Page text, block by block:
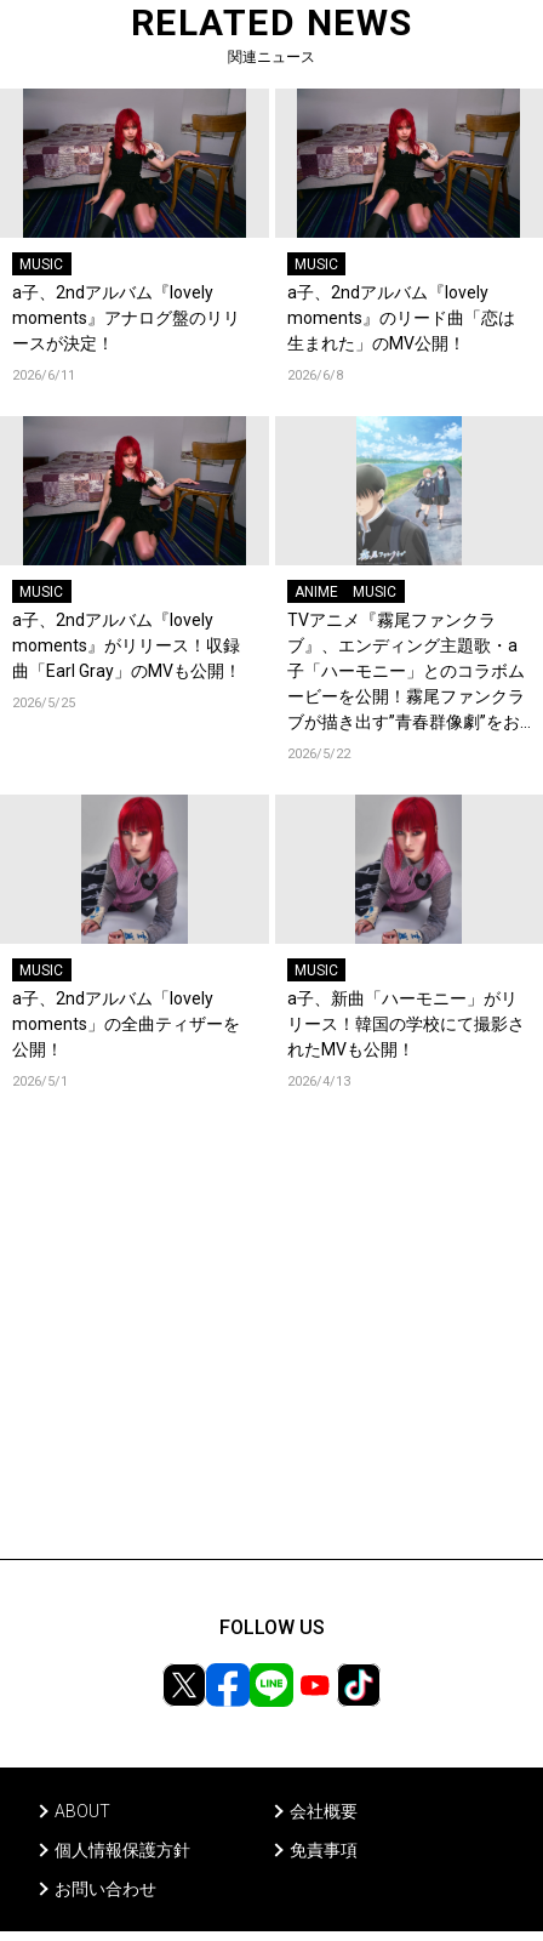
RELATED NEWS
関連ニュース
MUSIC
a子、2ndアルバム『lovely
moments』アナログ盤のリリ
ースが決定！
2026/6/11
MUSIC
a子、2ndアルバム『lovely
moments』のリード曲「恋は
生まれた」のMV公開！
2026/6/8
MUSIC
a子、2ndアルバム『lovely
moments』がリリース！収録
曲「Earl Gray」のMVも公開！
2026/5/25
ANIME MUSIC
TVアニメ『霧尾ファンクラ
ブ』、エンディング主題歌・a
子「ハーモニー」とのコラボム
ービーを公開！霧尾ファンクラ
ブが描き出す”青春群像劇”をお
見逃しなく！
2026/5/22
MUSIC
a子、2ndアルバム「lovely
moments」の全曲ティザーを
公開！
2026/5/1
MUSIC
a子、新曲「ハーモニー」がリ
リース！韓国の学校にて撮影さ
れたMVも公開！
2026/4/13
ABOUT
会社概要
個人情報保護方針
免責事項
お問い合わせ
FOLLOW US